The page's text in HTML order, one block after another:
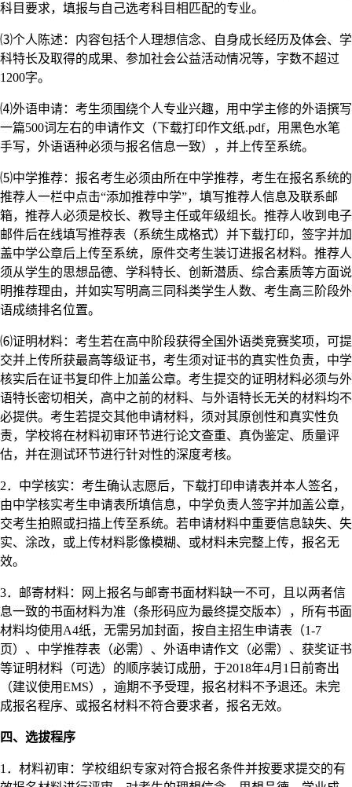
科目要求，填报与自己选考科目相匹配的专业。
⑶个人陈述：内容包括个人理想信念、自身成长经历及体会、学
科特长及取得的成果、参加社会公益活动情况等，字数不超过
1200字。
⑷外语申请：考生须围绕个人专业兴趣，用中学主修的外语撰写
一篇500词左右的申请作文（下载打印作文纸.pdf，用黑色水笔
手写，外语语种必须与报名信息一致），并上传至系统。
⑸中学推荐：报名考生必须由所在中学推荐，考生在报名系统的
推荐人一栏中点击“添加推荐中学”，填写推荐人信息及联系邮
箱，推荐人必须是校长、教导主任或年级组长。推荐人收到电子
邮件后在线填写推荐表（系统生成格式）并下载打印，签字并加
盖中学公章后上传至系统，原件交考生装订进报名材料。推荐人
须从学生的思想品德、学科特长、创新潜质、综合素质等方面说
明推荐理由，并如实写明高三同科类学生人数、考生高三阶段外
语成绩排名位置。
⑹证明材料：考生若在高中阶段获得全国外语类竞赛奖项，可提
交并上传所获最高等级证书，考生须对证书的真实性负责，中学
核实后在证书复印件上加盖公章。考生提交的证明材料必须与外
语特长密切相关，高中之前的材料、与外语特长无关的材料均不
必提供。考生若提交其他申请材料，须对其原创性和真实性负
责，学校将在材料初审环节进行论文查重、真伪鉴定、质量评
估，并在测试环节进行针对性的深度考核。
2．中学核实：考生确认志愿后，下载打印申请表并本人签名，
由中学核实考生申请表所填信息，中学负责人签字并加盖公章，
交考生拍照或扫描上传至系统。若申请材料中重要信息缺失、失
实、涂改，或上传材料影像模糊、或材料未完整上传，报名无
效。
3．邮寄材料：网上报名与邮寄书面材料缺一不可，且以两者信
息一致的书面材料为准（条形码应为最终提交版本），所有书面
材料均使用A4纸，无需另加封面，按自主招生申请表（1-7
页）、中学推荐表（必需）、外语申请作文（必需）、获奖证书
等证明材料（可选）的顺序装订成册，于2018年4月1日前寄出
（建议使用EMS），逾期不予受理，报名材料不予退还。未完
成报名程序、或报名材料不符合要求者，报名无效。
四、选拔程序
1．材料初审：学校组织专家对符合报名条件并按要求提交的有